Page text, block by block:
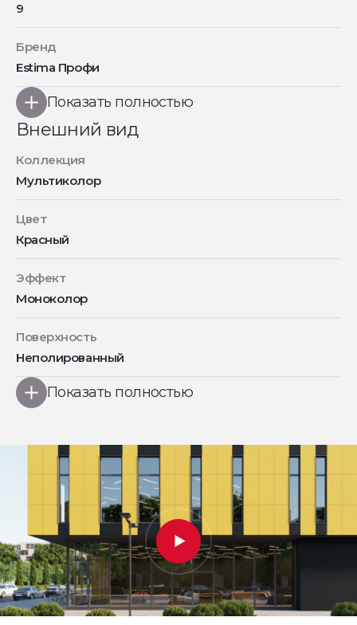
9
Бренд
Estima Профи
Показать полностью
Внешний вид
Коллекция
Мультиколор
Цвет
Красный
Эффект
Моноколор
Поверхность
Неполированный
Показать полностью